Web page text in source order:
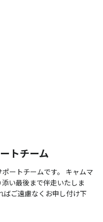
トチーム
ートチームです。 キャムマ
い最後まで伴走いたしま
ばご遠慮なくお申し付け下